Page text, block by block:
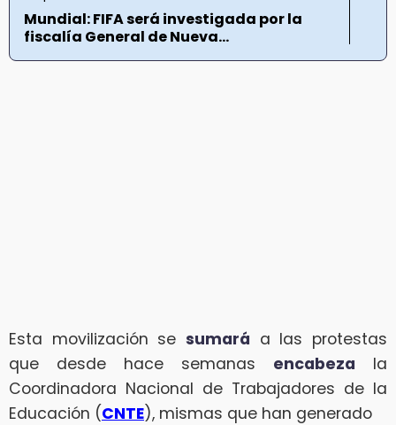
Mundial: FIFA será investigada por la
fiscalía General de Nueva...
Esta movilización se sumará a las protestas
que desde hace semanas encabeza la
Coordinadora Nacional de Trabajadores de la
Educación (CNTE), mismas que han generado